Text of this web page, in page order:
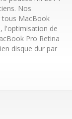
Nos
MacBook
l'optimisation de
Pro Retina
disque dur par